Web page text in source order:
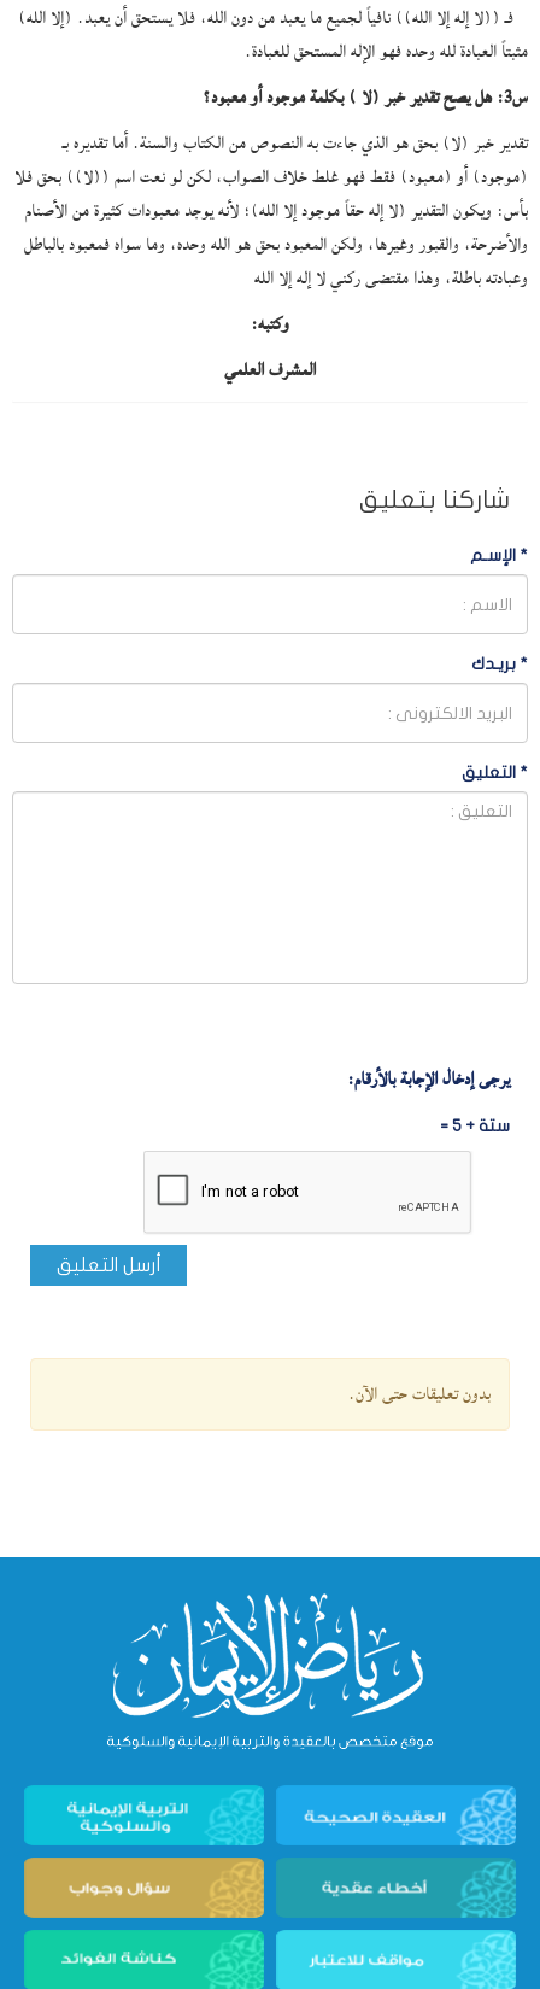
فـ ((لا إله إلا الله)) نافياً لجميع ما يعبد من دون الله، فلا يستحق أن يعبد. (إلا الله)
مثبتاً العبادة لله وحده فهو الإله المستحق للعبادة.
س3: هل يصح تقدير خبر (لا ) بكلمة موجود أو معبود؟
تقدير خبر (لا) بحق هو الذي جاءت به النصوص من الكتاب والسنة. أما تقديره بـ
(موجود) أو (معبود) فقط فهو غلط خلاف الصواب، لكن لو نعت اسم ((لا)) بحق فلا
بأس: ويكون التقدير (لا إله حقاً موجود إلا الله)؛ لأنه يوجد معبودات كثيرة من الأصنام
والأضرحة، والقبور وغيرها، ولكن المعبود بحق هو الله وحده، وما سواه فمعبود بالباطل
وعبادته باطلة، وهذا مقتضى ركني لا إله إلا الله
وكتبه:
المشرف العلمي
شاركنا بتعليق
* الإسـم
* بريـدك
* التعليق
يرجى إدخال الإجابة بالأرقام:
ستة + 5 =
أرسل التعليق
بدون تعليقات حتى الآن.